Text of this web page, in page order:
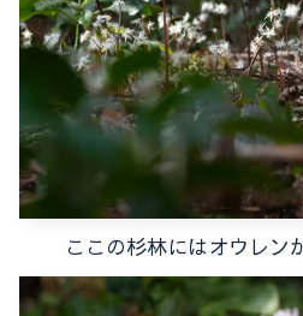
ここの杉林にはオウレン